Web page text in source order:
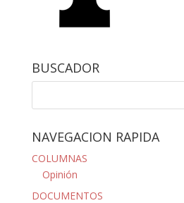
BUSCADOR
NAVEGACION RAPIDA
COLUMNAS
Opinión
DOCUMENTOS